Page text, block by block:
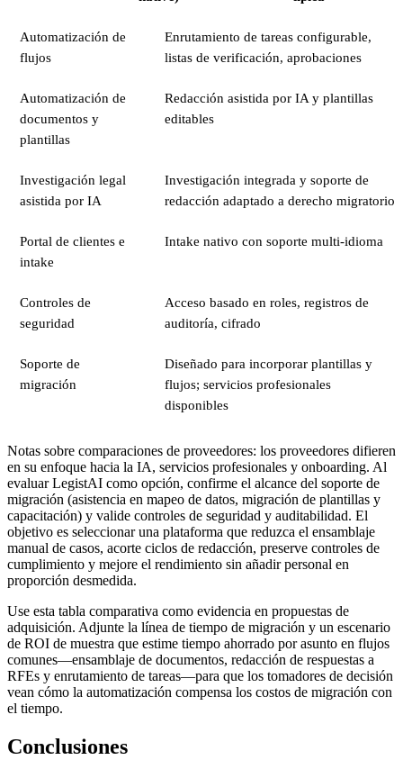
Automatización de
flujos
Enrutamiento de tareas configurable,
listas de verificación, aprobaciones
Automatización de
documentos y
plantillas
Redacción asistida por IA y plantillas
editables
Investigación legal
asistida por IA
Investigación integrada y soporte de
redacción adaptado a derecho migratorio
Portal de clientes e
intake
Intake nativo con soporte multi-idioma
Controles de
seguridad
Acceso basado en roles, registros de
auditoría, cifrado
Soporte de
migración
Diseñado para incorporar plantillas y
flujos; servicios profesionales
disponibles
Notas sobre comparaciones de proveedores: los proveedores difieren
en su enfoque hacia la IA, servicios profesionales y onboarding. Al
evaluar LegistAI como opción, confirme el alcance del soporte de
migración (asistencia en mapeo de datos, migración de plantillas y
capacitación) y valide controles de seguridad y auditabilidad. El
objetivo es seleccionar una plataforma que reduzca el ensamblaje
manual de casos, acorte ciclos de redacción, preserve controles de
cumplimiento y mejore el rendimiento sin añadir personal en
proporción desmedida.
Use esta tabla comparativa como evidencia en propuestas de
adquisición. Adjunte la línea de tiempo de migración y un escenario
de ROI de muestra que estime tiempo ahorrado por asunto en flujos
comunes—ensamblaje de documentos, redacción de respuestas a
RFEs y enrutamiento de tareas—para que los tomadores de decisión
vean cómo la automatización compensa los costos de migración con
el tiempo.
Conclusiones